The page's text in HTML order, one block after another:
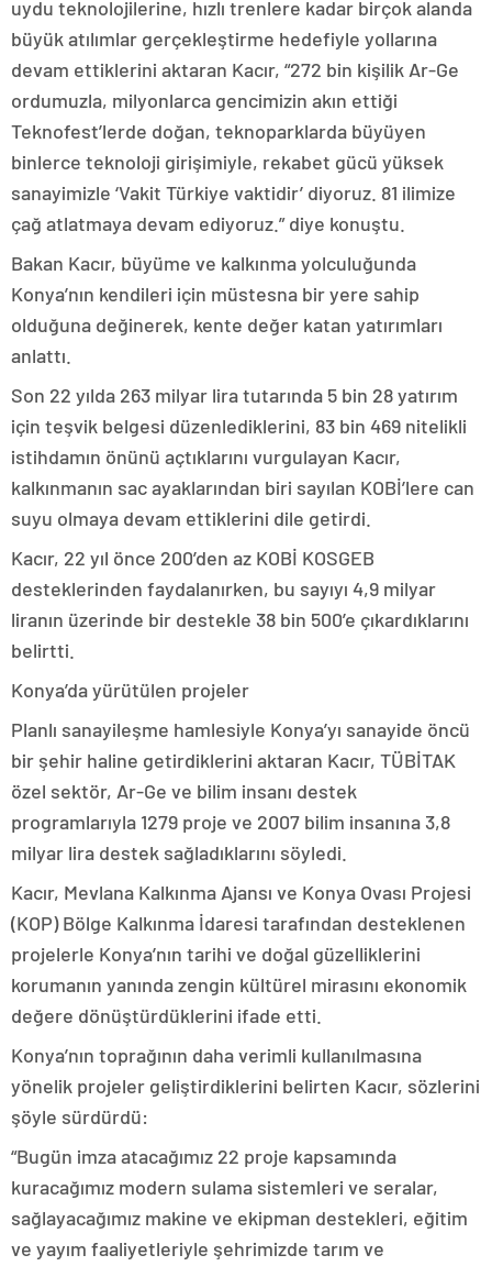
uydu teknolojilerine, hızlı trenlere kadar birçok alanda
büyük atılımlar gerçekleştirme hedefiyle yollarına
devam ettiklerini aktaran Kacır, “272 bin kişilik Ar-Ge
ordumuzla, milyonlarca gencimizin akın ettiği
Teknofest’lerde doğan, teknoparklarda büyüyen
binlerce teknoloji girişimiyle, rekabet gücü yüksek
sanayimizle ‘Vakit Türkiye vaktidir’ diyoruz. 81 ilimize
çağ atlatmaya devam ediyoruz.” diye konuştu.
Bakan Kacır, büyüme ve kalkınma yolculuğunda
Konya’nın kendileri için müstesna bir yere sahip
olduğuna değinerek, kente değer katan yatırımları
anlattı.
Son 22 yılda 263 milyar lira tutarında 5 bin 28 yatırım
için teşvik belgesi düzenlediklerini, 83 bin 469 nitelikli
istihdamın önünü açtıklarını vurgulayan Kacır,
kalkınmanın sac ayaklarından biri sayılan KOBİ’lere can
suyu olmaya devam ettiklerini dile getirdi.
Kacır, 22 yıl önce 200’den az KOBİ KOSGEB
desteklerinden faydalanırken, bu sayıyı 4,9 milyar
liranın üzerinde bir destekle 38 bin 500’e çıkardıklarını
belirtti.
Konya’da yürütülen projeler
Planlı sanayileşme hamlesiyle Konya’yı sanayide öncü
bir şehir haline getirdiklerini aktaran Kacır, TÜBİTAK
özel sektör, Ar-Ge ve bilim insanı destek
programlarıyla 1279 proje ve 2007 bilim insanına 3,8
milyar lira destek sağladıklarını söyledi.
Kacır, Mevlana Kalkınma Ajansı ve Konya Ovası Projesi
(KOP) Bölge Kalkınma İdaresi tarafından desteklenen
projelerle Konya’nın tarihi ve doğal güzelliklerini
korumanın yanında zengin kültürel mirasını ekonomik
değere dönüştürdüklerini ifade etti.
Konya’nın toprağının daha verimli kullanılmasına
yönelik projeler geliştirdiklerini belirten Kacır, sözlerini
şöyle sürdürdü:
“Bugün imza atacağımız 22 proje kapsamında
kuracağımız modern sulama sistemleri ve seralar,
sağlayacağımız makine ve ekipman destekleri, eğitim
ve yayım faaliyetleriyle şehrimizde tarım ve